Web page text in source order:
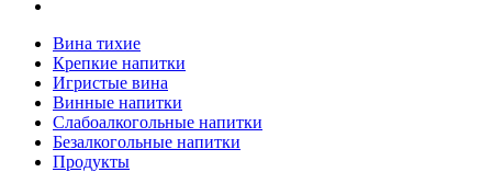
Вина тихие
Крепкие напитки
Игристые вина
Винные напитки
Слабоалкогольные напитки
Безалкогольные напитки
Продукты